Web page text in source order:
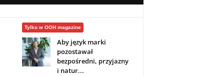
Tylko w OOH magazine
Aby język marki
pozostawał
bezpośredni, przyjazny
i natur...